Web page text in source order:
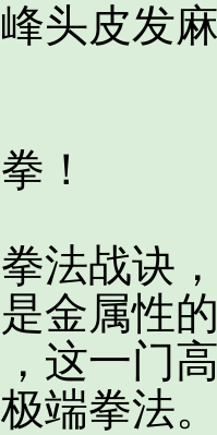
皮发麻
！
战诀，
金属性
这一门
端拳法